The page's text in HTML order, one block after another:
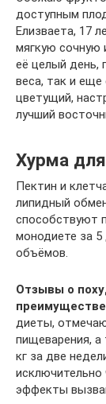
доступным
Елизваета, 17
мягкую сочную
её целый день,
веса, так и еще
цветущий,
лучший
Хурма
Пектин и
липидный
способствуют
монодиете за
объёмов.
Отзывы о
диеты,
пищеварения,
кг за две
исключительно
эффекты